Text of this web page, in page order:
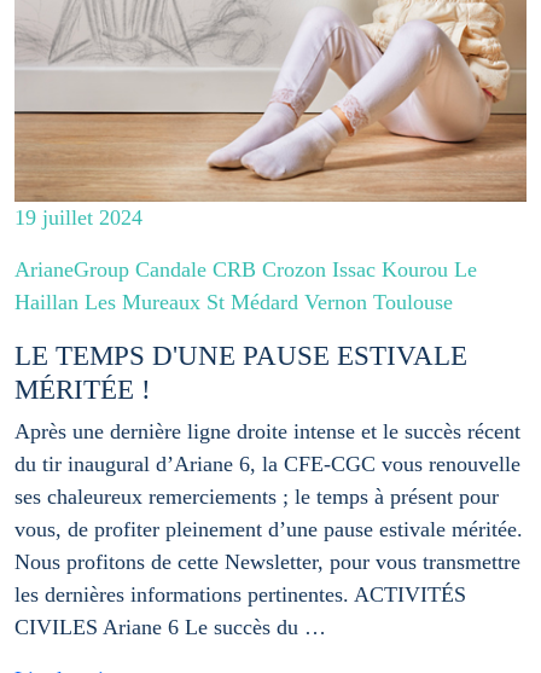
19 juillet 2024
ArianeGroup Candale CRB Crozon Issac Kourou Le
Haillan Les Mureaux St Médard Vernon Toulouse
LE TEMPS D'UNE PAUSE ESTIVALE
MÉRITÉE !
Après une dernière ligne droite intense et le succès récent
du tir inaugural d’Ariane 6, la CFE-CGC vous renouvelle
ses chaleureux remerciements ; le temps à présent pour
vous, de profiter pleinement d’une pause estivale méritée.
Nous profitons de cette Newsletter, pour vous transmettre
les dernières informations pertinentes. ACTIVITÉS
CIVILES Ariane 6 Le succès du …